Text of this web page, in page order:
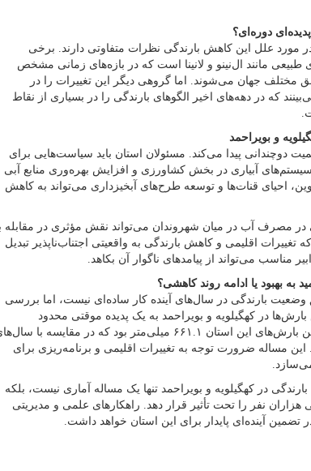
دوره‌ای؟
مورد علل این کاهش بارندگی نظرات متفاوتی دارند. برخی
طبیعی مانند ال‌نینو و لانینا است که در بازه‌های زمانی مشخص
مختلف جهان می‌شوند. اما گروهی دیگر این تغییرات را در
که در دهه‌های اخیر الگوهای بارندگی را در بسیاری از نقاط
و بویراحمد
دوچندانی پیدا می‌کند. مسئولان استان باید سیاست‌هایی برای
آبیاری در بخش کشاورزی و افزایش بهره‌وری منابع آبی
احیای قنات‌ها و توسعه طرح‌های آبخیزداری می‌تواند به کاهش
مصرف آب در میان شهروندان می‌تواند نقش مؤثری در مقابله
اقلیمی و کاهش بارندگی به واقعیتی اجتناب‌ناپذیر تبدیل
مناسب می‌تواند از پیامدهای ناگوار آن بکاهد.
به بهبود یا ادامه روند کاهشی؟
بارندگی در سال‌های آینده کار ساده‌ای نیست، اما بررسی
در کهگیلویه و بویراحمد به یک پدیده موقتی محدود
نمی‌شود. در سال زراعی گذشته، میانگین بارش‌های این استان ۶۶۱.۱ میلی‌متر بود که در مقایسه با
مساله ضرورت توجه به تغییرات اقلیمی و برنامه‌ریزی برای
در کهگیلویه و بویراحمد تنها یک مساله آماری نیست، بلکه
نفر را تحت تأثیر قرار دهد. راهکارهای علمی و مدیریتی
تضمین آینده‌ای پایدار برای این استان خواهد داشت.